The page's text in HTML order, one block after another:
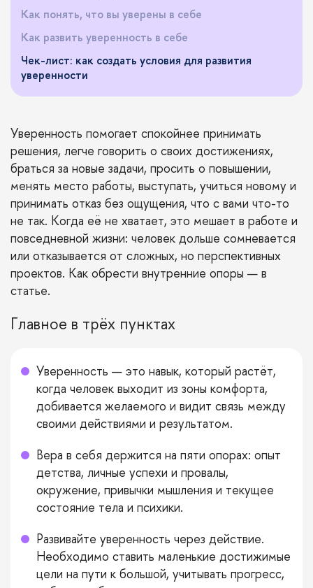
Как понять, что вы уверены в себе
Как развить уверенность в себе
Чек-лист: как создать условия для развития
уверенности
Уверенность помогает спокойнее принимать
решения, легче говорить о своих достижениях,
браться за новые задачи, просить о повышении,
менять место работы, выступать, учиться новому и
принимать отказ без ощущения, что с вами что-то
не так. Когда её не хватает, это мешает в работе и
повседневной жизни: человек дольше сомневается
или отказывается от сложных, но перспективных
проектов. Как обрести внутренние опоры — в
статье.
Главное в трёх пунктах
Уверенность — это навык, который растёт,
когда человек выходит из зоны комфорта,
добивается желаемого и видит связь между
своими действиями и результатом.
Вера в себя держится на пяти опорах: опыт
детства, личные успехи и провалы,
окружение, привычки мышления и текущее
состояние тела и психики.
Развивайте уверенность через действие.
Необходимо ставить маленькие достижимые
цели на пути к большой, учитывать прогресс,